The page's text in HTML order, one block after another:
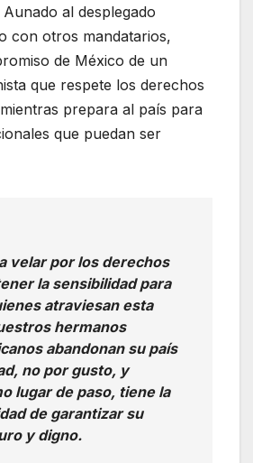
al desplegado
con otros mandatarios,
de México de un
que respete los derechos
prepara al país para
que puedan ser
velar por los derechos
la sensibilidad para
atraviesan esta
hermanos
abandonan su país
no por gusto, y
lugar de paso, tiene la
de garantizar su
y digno.